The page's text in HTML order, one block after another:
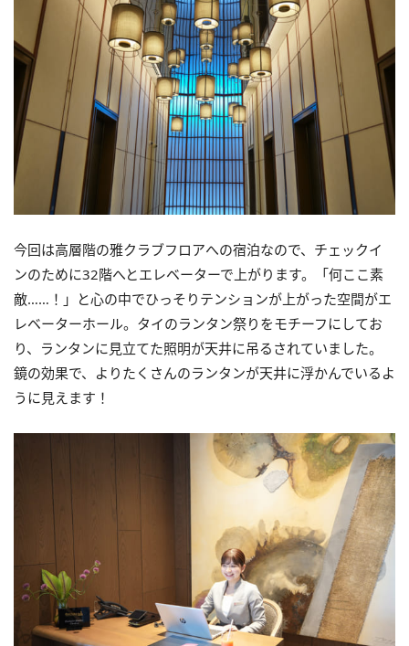
今回は高層階の雅クラブフロアへの宿泊なので、チェックイ
ンのために32階へとエレベーターで上がります。「何ここ素
敵……！」と心の中でひっそりテンションが上がった空間がエ
レベーターホール。タイのランタン祭りをモチーフにしてお
り、ランタンに見立てた照明が天井に吊るされていました。
鏡の効果で、よりたくさんのランタンが天井に浮かんでいるよ
うに見えます！